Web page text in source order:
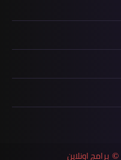
© برامج اونلاين